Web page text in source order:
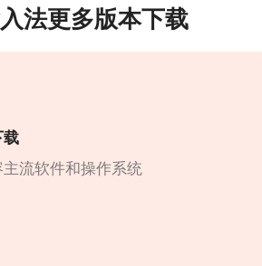
法更多版本下载
载
流软件和操作系统